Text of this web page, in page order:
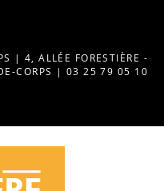
| 4, ALLÉE FORESTIÈRE -
CORPS | 03 25 79 05 10